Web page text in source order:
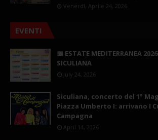
Venerdì, Aprile 24, 2026
EVENTI
📅 ESTATE MEDITERRANEA
SICULIANA
July 24, 2026
Siculiana, concerto del 1°
Piazza Umberto I: arrivano I
Campagna
April 14, 2026